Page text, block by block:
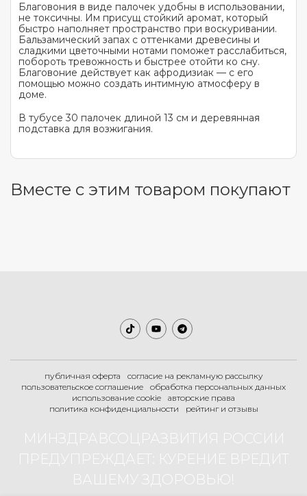
Благовония в виде палочек удобны в использовании,
не токсичны. Им присущ стойкий аромат, который
быстро наполняет пространство при воскуривании.
Бальзамический запах с оттенками древесины и
сладкими цветочными нотами поможет расслабиться,
побороть тревожность и быстрее отойти ко сну.
Благовоние действует как афродизиак — с его
помощью можно создать интимную атмосферу в
доме.
В тубусе 30 палочек длиной 13 см и деревянная
подставка для возжигания.
Вместе с этим товаром покупают
публичная оферта
согласие на рекламную рассылку
пользовательское соглашение
обработка персональных данных
использование cookie
авторские права
политика конфиденциальности
рейтинг и отзывы
МИНЗДРАВСОЦРАЗВИТИЯ РОССИИ
ПРЕДУПРЕЖДАЕТ: КУРЕНИЕ ВРЕДИТ
ВАШЕМУ ЗДОРОВЬЮ!